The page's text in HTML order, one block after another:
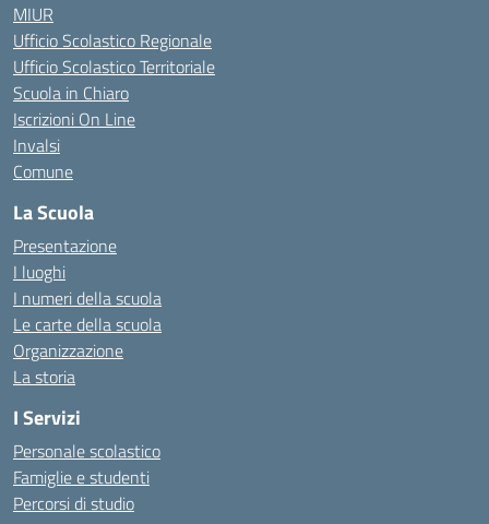
MIUR
Ufficio Scolastico Regionale
Ufficio Scolastico Territoriale
Scuola in Chiaro
Iscrizioni On Line
Invalsi
Comune
La Scuola
Presentazione
I luoghi
I numeri della scuola
Le carte della scuola
Organizzazione
La storia
I Servizi
Personale scolastico
Famiglie e studenti
Percorsi di studio